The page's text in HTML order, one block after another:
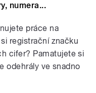
numera...
práce na
registrační značku
cifer? Pamatujete si
odehrály ve snadno